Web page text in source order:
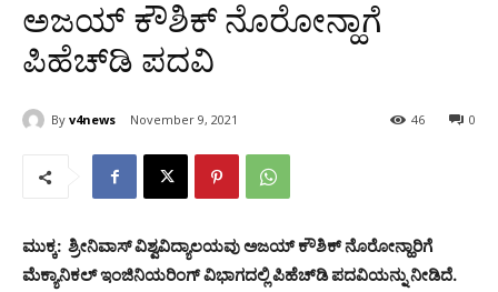
ಅಜಯ್‌ ಕೌಶಿಕ್ ನೊರೋನ್ಹಾಗೆ
ಪಿಹೆಚ್‌ಡಿ ಪದವಿ
By v4news November 9, 2021 0
46
ಮುಕ್ಕ: ಶ್ರೀನಿವಾಸ್‌ ವಿಶ್ವವಿದ್ಯಾಲಯವು ಅಜಯ್‌ ಕೌಶಿಕ್ ನೊರೋನ್ಹಾರಿಗೆ
ಮೆಕ್ಯಾನಿಕಲ್‌ ಇಂಜಿನಿಯರಿಂಗ್‌ ವಿಭಾಗದಲ್ಲಿ ಪಿಹೆಚ್‌ಡಿ ಪದವಿಯನ್ನು ನೀಡಿದೆ.